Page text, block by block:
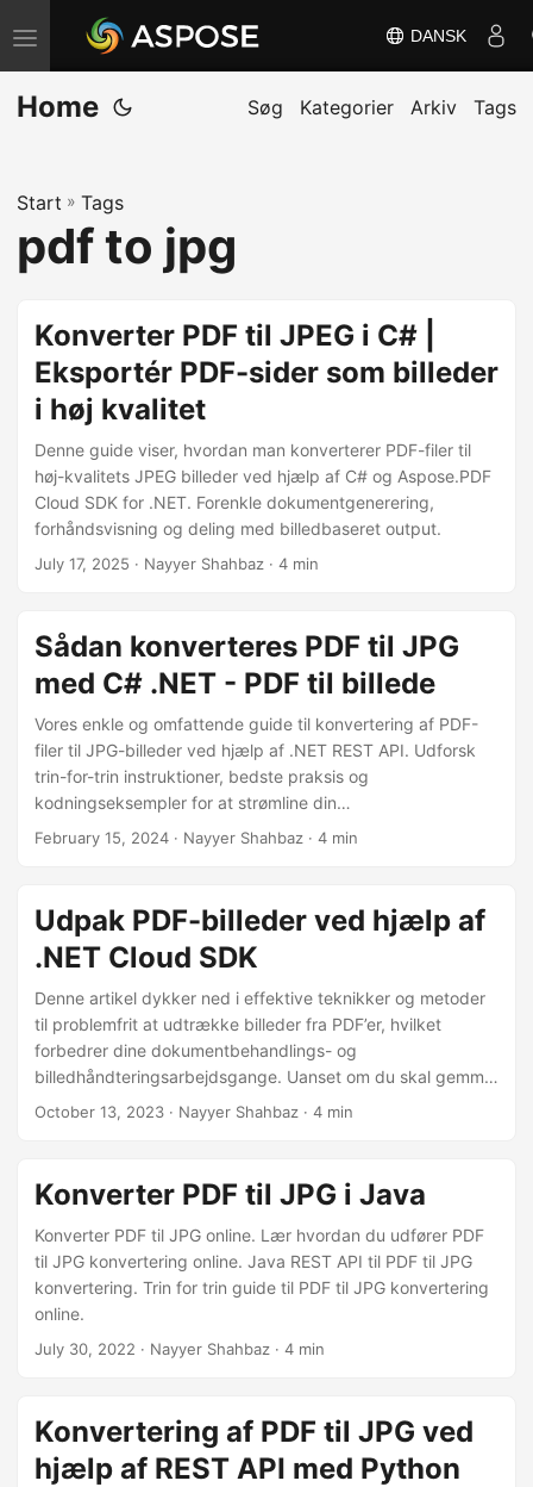
S
k
i
n
a
v
DANSK
Home Søg Kategorier Arkiv Tags
Start » Tags
pdf to jpg
Konverter PDF til JPEG i C# |
Eksportér PDF-sider som billeder
i høj kvalitet
Denne guide viser, hvordan man konverterer PDF-filer til
høj-kvalitets JPEG billeder ved hjælp af C# og Aspose.PDF
Cloud SDK for .NET. Forenkle dokumentgenerering,
forhåndsvisning og deling med billedbaseret output.
July 17, 2025 · Nayyer Shahbaz · 4 min
Sådan konverteres PDF til JPG
med C# .NET - PDF til billede
Vores enkle og omfattende guide til konvertering af PDF-
filer til JPG-billeder ved hjælp af .NET REST API. Udforsk
trin-for-trin instruktioner, bedste praksis og
kodningseksempler for at strømline din
dokumenthåndteringsproces. Udfør sømløse PDF til JPG-
February 15, 2024 · Nayyer Shahbaz · 4 min
Udpak PDF-billeder ved hjælp af
.NET Cloud SDK
Denne artikel dykker ned i effektive teknikker og metoder
til problemfrit at udtrække billeder fra PDF’er, hvilket
forbedrer dine dokumentbehandlings- og
billedhåndteringsarbejdsgange. Uanset om du skal gemme
billeder til videre brug eller blot organisere dem mere
October 13, 2023 · Nayyer Shahbaz · 4 min
Konverter PDF til JPG i Java
Konverter PDF til JPG online. Lær hvordan du udfører PDF
til JPG konvertering online. Java REST API til PDF til JPG
konvertering. Trin for trin guide til PDF til JPG konvertering
online.
July 30, 2022 · Nayyer Shahbaz · 4 min
Konvertering af PDF til JPG ved
hjælp af REST API med Python